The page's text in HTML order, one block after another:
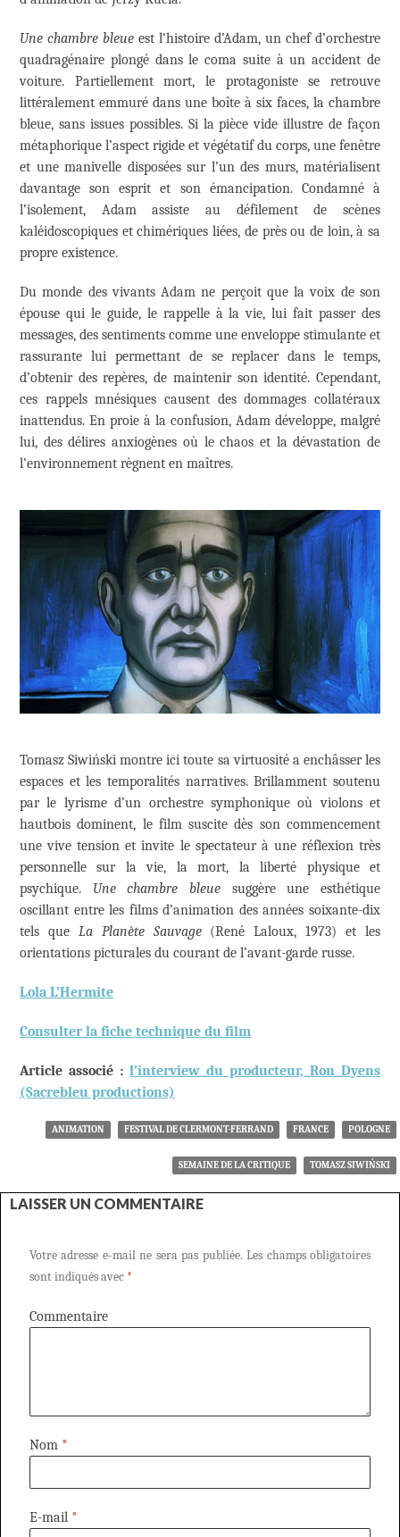
Une chambre bleue est l’histoire d’Adam, un chef d’orchestre
quadragénaire plongé dans le coma suite à un accident de
voiture. Partiellement mort, le protagoniste se retrouve
littéralement emmuré dans une boîte à six faces, la chambre
bleue, sans issues possibles. Si la pièce vide illustre de façon
métaphorique l’aspect rigide et végétatif du corps, une fenêtre
et une manivelle disposées sur l’un des murs, matérialisent
davantage son esprit et son émancipation. Condamné à
l’isolement, Adam assiste au défilement de scènes
kaléidoscopiques et chimériques liées, de près ou de loin, à sa
propre existence.
Du monde des vivants Adam ne perçoit que la voix de son
épouse qui le guide, le rappelle à la vie, lui fait passer des
messages, des sentiments comme une enveloppe stimulante et
rassurante lui permettant de se replacer dans le temps,
d’obtenir des repères, de maintenir son identité. Cependant,
ces rappels mnésiques causent des dommages collatéraux
inattendus. En proie à la confusion, Adam développe, malgré
lui, des délires anxiogènes où le chaos et la dévastation de
l’environnement règnent en maîtres.
Tomasz Siwiński montre ici toute sa virtuosité a enchâsser les
espaces et les temporalités narratives. Brillamment soutenu
par le lyrisme d’un orchestre symphonique où violons et
hautbois dominent, le film suscite dès son commencement
une vive tension et invite le spectateur à une réflexion très
personnelle sur la vie, la mort, la liberté physique et
psychique. Une chambre bleue suggère une esthétique
oscillant entre les films d’animation des années soixante-dix
tels que La Planète Sauvage(René Laloux, 1973) et les
orientations picturales du courant de l’avant-garde russe.
Lola L’Hermite
Consulter la fiche technique du film
Article associé :l’interview du producteur, Ron Dyens
(Sacrebleu productions)
ANIMATION FESTIVAL DE CLERMONT-FERRAND FRANCE POLOGNE
SEMAINE DE LA CRITIQUE TOMASZ SIWIŃSKI
LAISSER UN COMMENTAIRE
Votre adresse e-mail ne sera pas publiée. Les champs obligatoires
sont indiqués avec *
Commentaire
Nom *
E-mail *